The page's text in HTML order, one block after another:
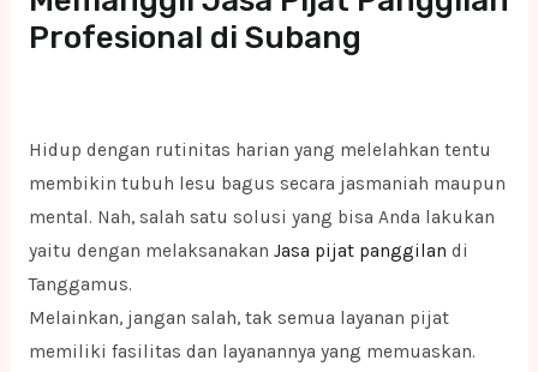
Profesional di Subang
Hidup dengan rutinitas harian yang melelahkan tentu
membikin tubuh lesu bagus secara jasmaniah maupun
mental. Nah, salah satu solusi yang bisa Anda lakukan
yaitu dengan melaksanakan Jasa pijat panggilan di
Tanggamus.
Melainkan, jangan salah, tak semua layanan pijat
memiliki fasilitas dan layanannya yang memuaskan.